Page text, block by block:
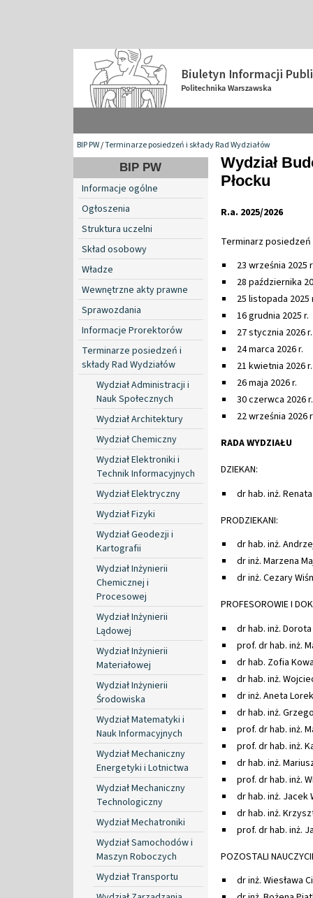
BIP PW/Terminarze posiedzeń i składy Rad Wydziałów
BIP PW
Informacje ogólne
Ogłoszenia
Struktura uczelni
Skład osobowy
Władze
Wewnętrzne akty prawne
Sprawozdania
Informacje Prorektorów
Terminarze posiedzeń i
składy Rad Wydziałów
Wydział Administracji i
Nauk Społecznych
Wydział Architektury
Wydział Chemiczny
Wydział Elektroniki i
Technik Informacyjnych
Wydział Elektryczny
Wydział Fizyki
Wydział Geodezji i
Kartografii
Wydział Inżynierii
Chemicznej i
Procesowej
Wydział Inżynierii
Lądowej
Wydział Inżynierii
Materiałowej
Wydział Inżynierii
Środowiska
Wydział Matematyki i
Nauk Informacyjnych
Wydział Mechaniczny
Energetyki i Lotnictwa
Wydział Mechaniczny
Technologiczny
Wydział Mechatroniki
Wydział Samochodów i
Maszyn Roboczych
Wydział Transportu
Wydział
Płocku
R.a. 2025/2026
Terminarz posiedzeń
23 września 2025
28 października
25 listopada 2025
16 grudnia 2025 r.
27 stycznia 2026 r.
24 marca 2026 r.
21 kwietnia 2026 r.
26 maja 2026 r.
30 czerwca 2026 r.
22 września 2026 r
RADA WYDZIAŁU
DZIEKAN:
dr hab. inż.
PRODZIEKANI:
dr hab. inż.
dr inż. Marzena
dr inż. Cezary
PROFESOROWIE I
dr hab. inż.
prof. dr hab. inż.
dr hab. Zofia
dr hab. inż.
dr inż. Aneta
dr hab. inż.
prof. dr hab. inż.
prof. dr hab. inż.
dr hab. inż.
prof. dr hab. inż.
dr hab. inż. Jacek
dr hab. inż.
prof. dr hab. inż.
POZOSTALI
dr inż. Wiesława